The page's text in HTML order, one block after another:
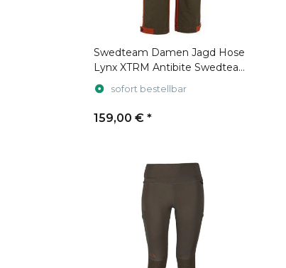
Swedteam Damen Jagd Hose
Lynx XTRM Antibite Swedteam
Orangesofort bestellbar
159,00 € *